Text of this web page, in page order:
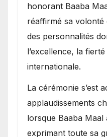
honorant Baaba
réaffirmé sa volonté
des personnalités
l’excellence, la
internationale.
​La cérémonie s’est
applaudissements
lorsque Baaba
exprimant toute sa